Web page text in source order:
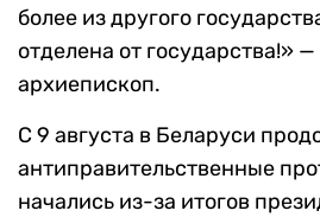
более из другого
отделена от государства!»
архиепископ.
С 9 августа в Беларуси
антиправительственные
начались из-за итогов